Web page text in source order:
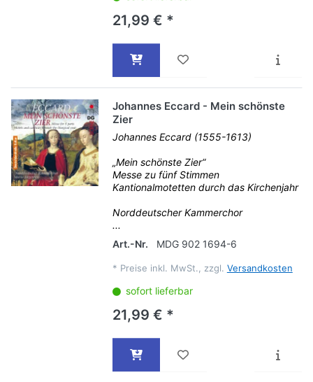
21,99 € *
Johannes Eccard - Mein schönste
Zier
Johannes Eccard (1555-1613)
„Mein schönste Zier“
Messe zu fünf Stimmen
Kantionalmotetten durch das Kirchenjahr
Norddeutscher Kammerchor
...
Art.-Nr.
MDG 902 1694-6
* Preise inkl. MwSt., zzgl. Versandkosten
sofort lieferbar
21,99 € *